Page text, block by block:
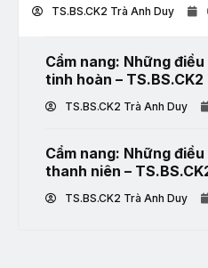
TS.BS.CK2 Trà Anh Duy
Cẩm nang: Những
tinh hoàn –
TS.BS.CK2 Trà Anh Duy
Cẩm nang: Những
thanh niên –
TS.BS.CK2 Trà Anh Duy